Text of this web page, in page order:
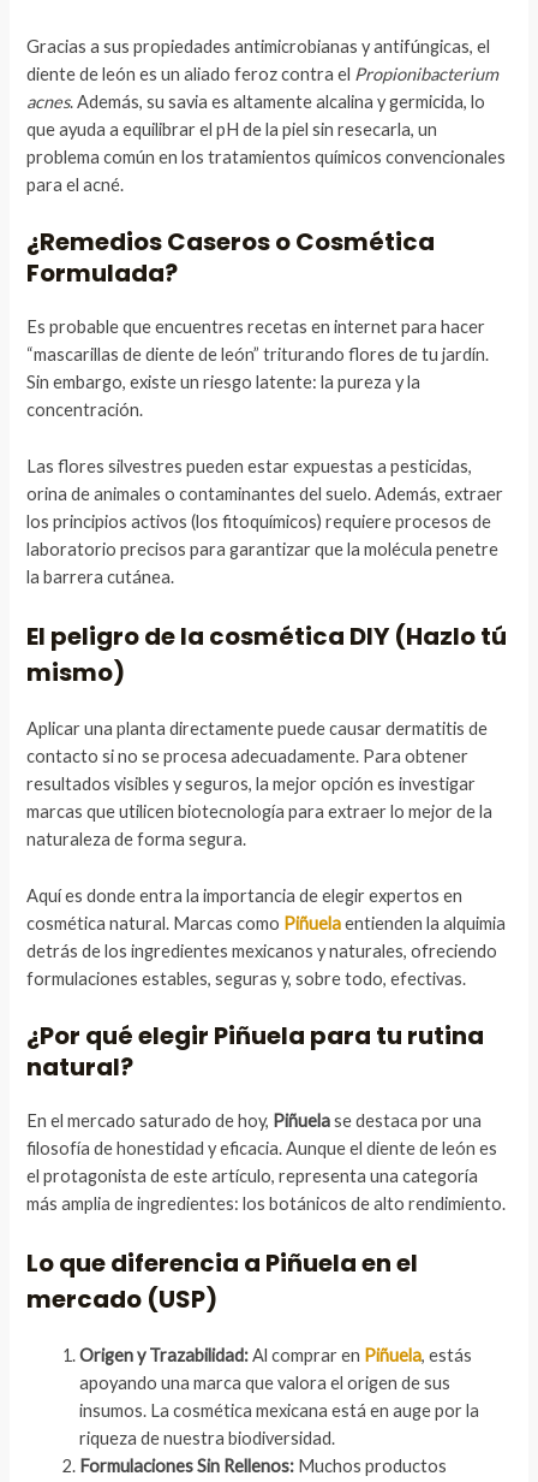
Gracias a sus propiedades antimicrobianas y antifúngicas, el
diente de león es un aliado feroz contra el Propionibacterium
acnes. Además, su savia es altamente alcalina y germicida, lo
que ayuda a equilibrar el pH de la piel sin resecarla, un
problema común en los tratamientos químicos convencionales
para el acné.
¿Remedios Caseros o Cosmética
Formulada?
Es probable que encuentres recetas en internet para hacer
“mascarillas de diente de león” triturando flores de tu jardín.
Sin embargo, existe un riesgo latente: la pureza y la
concentración.
Las flores silvestres pueden estar expuestas a pesticidas,
orina de animales o contaminantes del suelo. Además, extraer
los principios activos (los fitoquímicos) requiere procesos de
laboratorio precisos para garantizar que la molécula penetre
la barrera cutánea.
El peligro de la cosmética DIY (Hazlo tú
mismo)
Aplicar una planta directamente puede causar dermatitis de
contacto si no se procesa adecuadamente. Para obtener
resultados visibles y seguros, la mejor opción es investigar
marcas que utilicen biotecnología para extraer lo mejor de la
naturaleza de forma segura.
Aquí es donde entra la importancia de elegir expertos en
cosmética natural. Marcas como Piñuelaentienden la alquimia
detrás de los ingredientes mexicanos y naturales, ofreciendo
formulaciones estables, seguras y, sobre todo, efectivas.
¿Por qué elegir Piñuela para tu rutina
natural?
En el mercado saturado de hoy, Piñuelase destaca por una
filosofía de honestidad y eficacia. Aunque el diente de león es
el protagonista de este artículo, representa una categoría
más amplia de ingredientes: los botánicos de alto rendimiento.
Lo que diferencia a Piñuela en el
mercado (USP)
Origen y Trazabilidad:Al comprar en Piñuela, estás
apoyando una marca que valora el origen de sus
insumos. La cosmética mexicana está en auge por la
riqueza de nuestra biodiversidad.
Formulaciones Sin Rellenos: Muchos productos